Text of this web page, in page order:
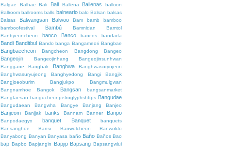
Balgae
Balhae Bali Ball Ballena Ballenas
balloon
Ballroom ballrooms balls balneario balo Balsan balsas
Balsas
Balwangsan Balwoo Bam bamb
bamboo
bamboofestival
Bambú Bamnidan
Bamtol
Banbyeoncheon
banco Banco bancos bandada
Bandi Banditbul Bando banga Bangameori Bangbae
Bangbaecheon Bangcheon Bangdong Bangeo
Bangeojin Bangeojinhang
Bangeojinsunhwan
Banggane
Banghak Banghwa
Banghwasuryujeon
Banghwasuryujeong
Banghyedong Bangi
Bangjik
Bangjoeoburim
Bangjukpo
Bangmulgwan
Bangnamhoe
Bangok Bangsan
bangsanmarket
Bangtaesan bangucheonpetroglyphshttps Bangudae
Bangudaean Bangwha Bangye Banjang Banjeo
Banjeom Banjjak banks Bannam Banner Banpo
Banpodaegyo banquet Banquet
banquets
Bansanghoe
Bansi Banwolcheon
Banwoldo
Banyabong Banyan Banyasa baño Baño Baños Bao
bap Bapbo Bapjangin Bapjip Bapsang Bapsangwiui